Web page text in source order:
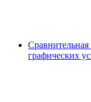
Сравнительная
графических